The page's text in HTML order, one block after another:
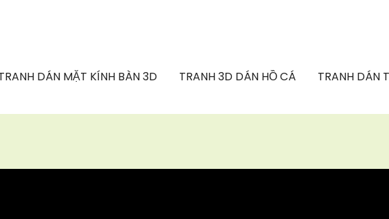
DÁN MẶT KÍNH BÀN 3D TRANH 3D DÁN HỒ CÁ TRANH DÁN